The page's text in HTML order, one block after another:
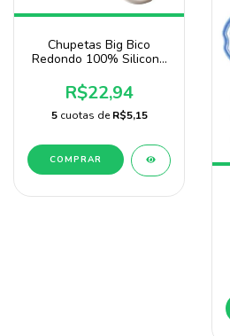
Chupetas Big Bico
Redondo 100% Silicone
Sonne
R$22,94
5 cuotas deR$5,15
COMPRAR